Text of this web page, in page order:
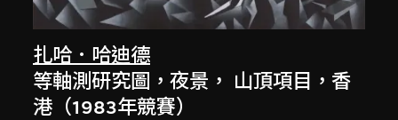
扎哈．哈迪德
等軸測研究圖，夜景， 山頂項目，香
港（1983年競賽）